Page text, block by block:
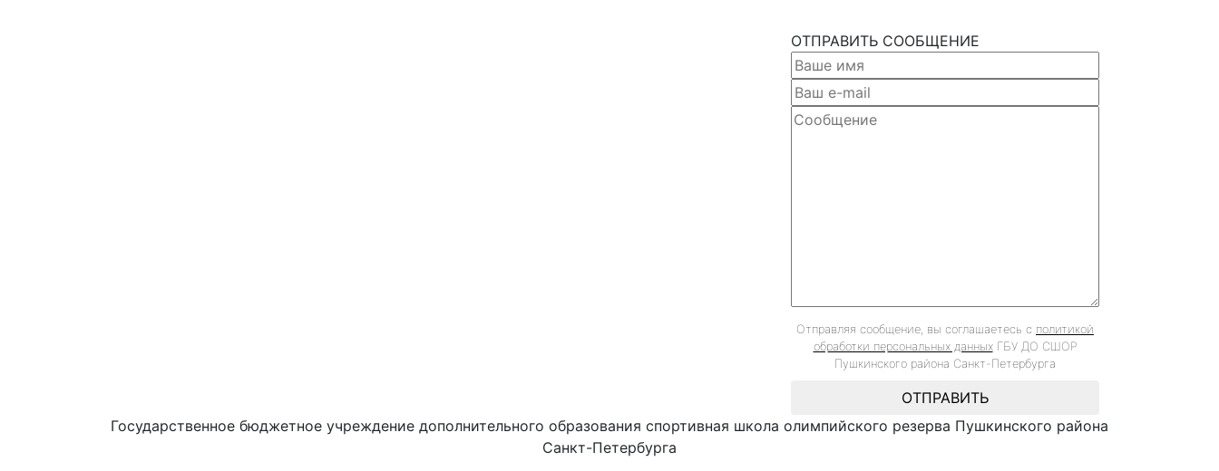
ОТПРАВИТЬ СООБЩЕНИЕ
Отправляя сообщение, вы соглашаетесь с политикой
обработки персональных данныхГБУ ДО СШОР
Пушкинского района Санкт-Петербурга
ОТПРАВИТЬ
Государственное бюджетное учреждение дополнительного образования спортивная школа олимпийского резерва Пушкинского района
Санкт-Петербурга